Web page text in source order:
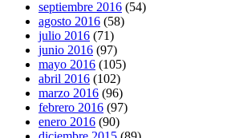
septiembre 2016 (54)
agosto 2016 (58)
julio 2016 (71)
junio 2016 (97)
mayo 2016 (105)
abril 2016 (102)
marzo 2016 (96)
febrero 2016 (97)
enero 2016 (90)